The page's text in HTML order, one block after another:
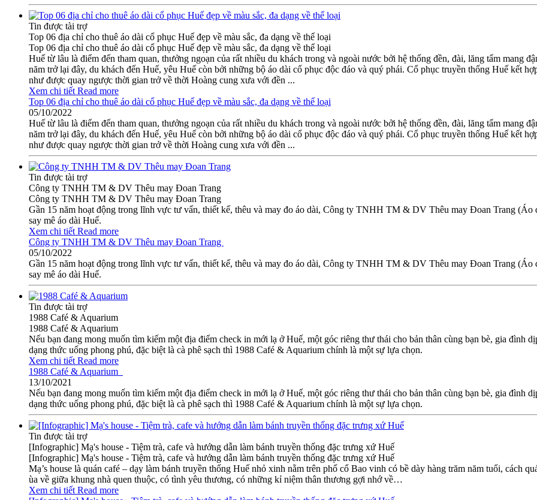
Tin được tài trợ
Top 06 địa chỉ cho thuê áo dài cổ phục Huế đẹp về màu sắc, đa dạng về thể loại
Top 06 địa chỉ cho thuê áo dài cổ phục Huế đẹp về màu sắc, đa dạng về thể loại
Huế từ lâu là điểm đến tham quan, thưởng ngoạn của rất nhiều du khách trong và ngoài nước bởi hệ thống đền, đài, lăng tẩm mang
năm trở lại đây, du khách đến Huế, yêu Huế còn bởi những bộ áo dài cổ phục độc đáo và quý phái. Cổ phục truyền thống Huế kết
như được quay ngược thời gian trở về thời Hoàng cung xưa với đền ...
Xem chi tiết Read more
Top 06 địa chỉ cho thuê áo dài cổ phục Huế đẹp về màu sắc, đa dạng về thể loại
05/10/2022
Huế từ lâu là điểm đến tham quan, thưởng ngoạn của rất nhiều du khách trong và ngoài nước bởi hệ thống đền, đài, lăng tẩm mang
năm trở lại đây, du khách đến Huế, yêu Huế còn bởi những bộ áo dài cổ phục độc đáo và quý phái. Cổ phục truyền thống Huế kết
như được quay ngược thời gian trở về thời Hoàng cung xưa với đền ...
Tin được tài trợ
Công ty TNHH TM & DV Thêu may Đoan Trang
Công ty TNHH TM & DV Thêu may Đoan Trang
Gần 15 năm hoạt động trong lĩnh vực tư vấn, thiết kế, thêu và may đo áo dài, Công ty TNHH TM & DV Thêu may Đoan Trang
say mê áo dài Huế.
Xem chi tiết Read more
Công ty TNHH TM & DV Thêu may Đoan Trang
05/10/2022
Gần 15 năm hoạt động trong lĩnh vực tư vấn, thiết kế, thêu và may đo áo dài, Công ty TNHH TM & DV Thêu may Đoan Trang
say mê áo dài Huế.
Tin được tài trợ
1988 Café & Aquarium
1988 Café & Aquarium
Nếu bạn đang mong muốn tìm kiếm một địa điểm check in mới lạ ở Huế, một góc riêng thư thái cho bản thân cùng bạn bè, gia đình
dạng thức uống phong phú, đặc biệt là cà phê sạch thì 1988 Café & Aquarium chính là một sự lựa chọn.
Xem chi tiết Read more
1988 Café & Aquarium
13/10/2021
Nếu bạn đang mong muốn tìm kiếm một địa điểm check in mới lạ ở Huế, một góc riêng thư thái cho bản thân cùng bạn bè, gia đình
dạng thức uống phong phú, đặc biệt là cà phê sạch thì 1988 Café & Aquarium chính là một sự lựa chọn.
Tin được tài trợ
[Infographic] Mạ's house - Tiệm trà, cafe và hướng dẫn làm bánh truyền thống đặc trưng xứ Huế
[Infographic] Mạ's house - Tiệm trà, cafe và hướng dẫn làm bánh truyền thống đặc trưng xứ Huế
Mạ’s house là quán café – dạy làm bánh truyền thống Huế nhỏ xinh nằm trên phố cổ Bao vinh có bề dày hàng trăm năm tuổi, cách
ùa về giữa khung nhà quen thuộc, có tình yêu thương, có những kỉ niệm thân thương gợi nhớ về…
Xem chi tiết Read more